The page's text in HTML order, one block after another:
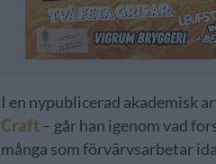
I en nypublicerad akademisk
Craft– går han igenom vad
många som förvärvsarbetar